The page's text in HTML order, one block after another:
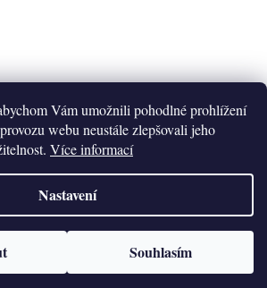
Vám umožnili pohodlné prohlížení
webu neustále zlepšovali jeho
Více informací
Nastavení
Souhlasím
na Instagramu